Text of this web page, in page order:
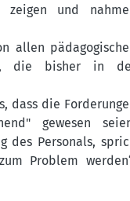
zeigen und
allen
die bisher in
dass die
gewesen
des Personals,
Problem